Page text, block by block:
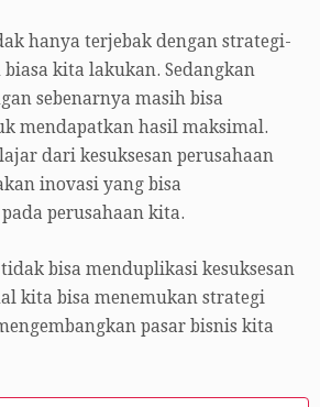
hanya terjebak dengan strategi-
kita lakukan. Sedangkan
sebenarnya masih bisa
mendapatkan hasil maksimal.
dari kesuksesan perusahaan
inovasi yang bisa
perusahaan kita.
bisa menduplikasi kesuksesan
kita bisa menemukan strategi
pasar bisnis kita